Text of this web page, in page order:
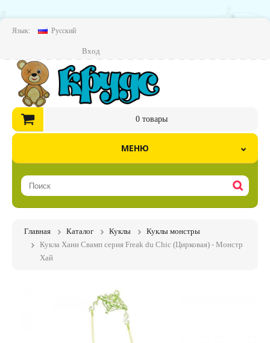
Язык: Русский
Вход
0товары
МЕНЮ
Главная Каталог Куклы
Куклы монстры
Кукла Хани Свамп серия Freak du Chic (Цирковая) - Монстр
Хай